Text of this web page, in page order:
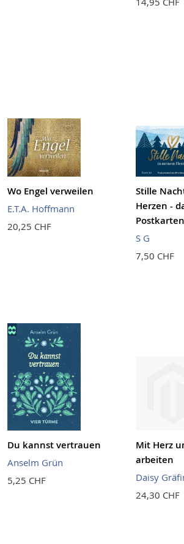
Wo Engel verweilen
E.T.A. Hoffmann
20,25 CHF
Stille
Herzen -
S G
7,50 CHF
Du kannst vertrauen
Anselm Grün
5,25 CHF
Mit Herz
arbeiten
Daisy
24,30 CHF